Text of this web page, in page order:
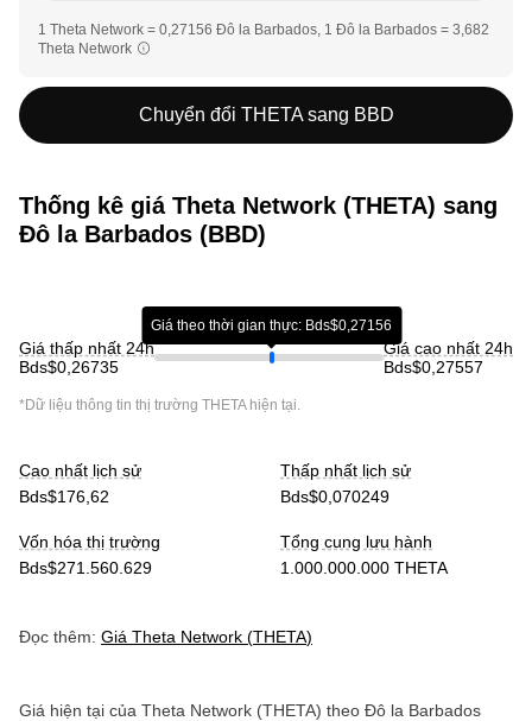
1 Theta Network = 0,27156 Đô la Barbados, 1 Đô la Barbados = 3,682
Theta Network
Chuyển đổi THETA sang BBD
Thống kê giá Theta Network (THETA) sang
Đô la Barbados (BBD)
Giá thấp nhất 24h
Bds$0,26735
Giá theo thời gian thực: Bds$0,27156
Giá cao nhất 24h
Bds$0,27557
*Dữ liệu thông tin thị trường THETAhiện tại.
Cao nhất lịch sử
Bds$176,62
Thấp nhất lịch sử
Bds$0,070249
Vốn hóa thị trường
Bds$271.560.629
Tổng cung lưu hành
1.000.000.000 THETA
Đọc thêm: Giá Theta Network (THETA)
Giá hiện tại của Theta Network (THETA) theo Đô la Barbados